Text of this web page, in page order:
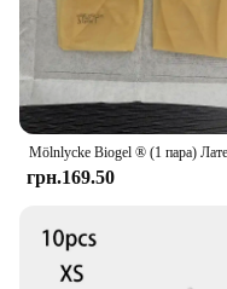
грн.169.50